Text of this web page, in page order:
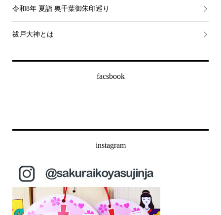
令和8年 夏詣 奥千葉御朱印巡り
祓戸大神とは
facsbook
instagram